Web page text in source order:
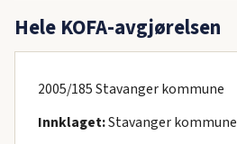
Hele KOFA-avgjørelsen
2005/185 Stavanger kommune
Innklaget:Stavanger kommune